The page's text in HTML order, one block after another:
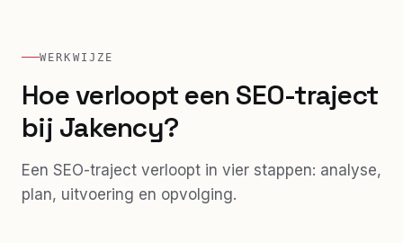
WERKWIJZE
Hoe verloopt een SEO-traject
bij Jakency?
Een SEO-traject verloopt in vier stappen: analyse,
plan, uitvoering en opvolging.